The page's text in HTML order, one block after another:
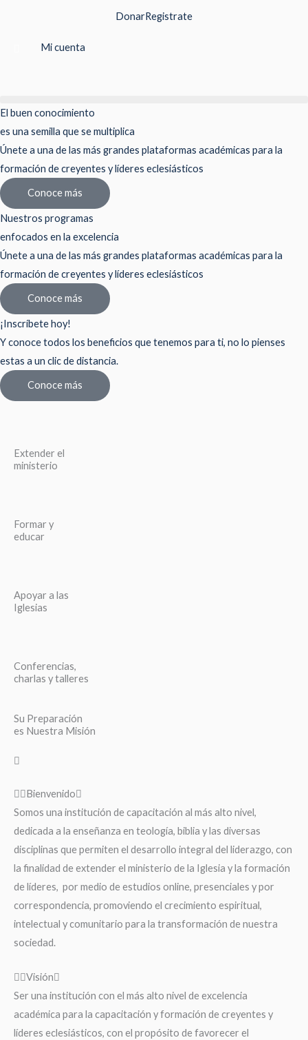
contenido
DonarRegistrate
Mi cuenta
El buen conocimiento
es una semilla que se multiplica
Únete a una de las más grandes plataformas académicas para la
formación de creyentes y líderes eclesiásticos
Conoce más
Nuestros programas
enfocados en la excelencia
Únete a una de las más grandes plataformas académicas para la
formación de creyentes y líderes eclesiásticos
Conoce más
¡Inscríbete hoy!
Y conoce todos los beneficios que tenemos para ti, no lo pienses
estas a un clic de distancia.
Conoce más
Extender el
ministerio
Formar y
educar
Apoyar a las
Iglesias
Conferencias,
charlas y talleres
Su Preparación
es Nuestra Misión
Bienvenido
Somos una institución de capacitación al más alto nivel,
dedicada a la enseñanza en teología, biblia y las diversas
disciplinas que permiten el desarrollo integral del liderazgo, con
la finalidad de extender el ministerio de la Iglesia y la formación
de líderes, por medio de estudios online, presenciales y por
correspondencia, promoviendo el crecimiento espiritual,
intelectual y comunitario para la transformación de nuestra
sociedad.
Visión
Ser una institución con el más alto nivel de excelencia
académica para la capacitación y formación de creyentes y
líderes eclesiásticos, con el propósito de favorecer el